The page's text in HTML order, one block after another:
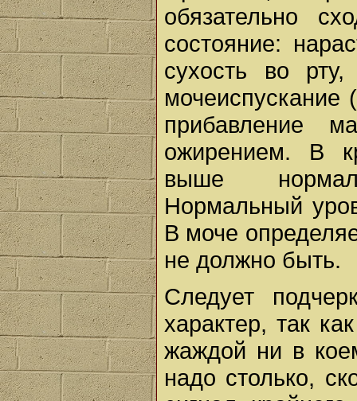
обязательно
состояние:
сухость во
мочеиспускание
прибавление
ожирением. В
выше
Нормальный
В моче
не должно быть.
Следует
характер, так
жаждой ни в
надо столько,